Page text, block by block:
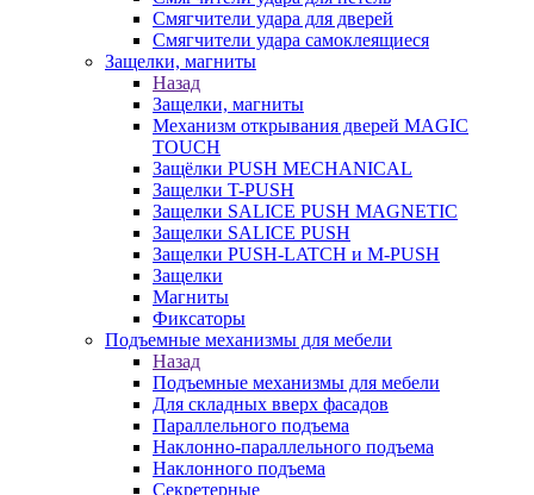
Смягчители удара для дверей
Cмягчители удара самоклеящиеся
Защелки, магниты
Назад
Защелки, магниты
Механизм открывания дверей MAGIC
TOUCH
Защёлки PUSH MECHANICAL
Защелки T-PUSH
Защелки SALICE PUSH MAGNETIC
Защелки SALICE PUSH
Защелки PUSH-LATCH и M-PUSH
Защелки
Магниты
Фиксаторы
Подъемные механизмы для мебели
Назад
Подъемные механизмы для мебели
Для складных вверх фасадов
Параллельного подъема
Наклонно-параллельного подъема
Наклонного подъема
Секретерные